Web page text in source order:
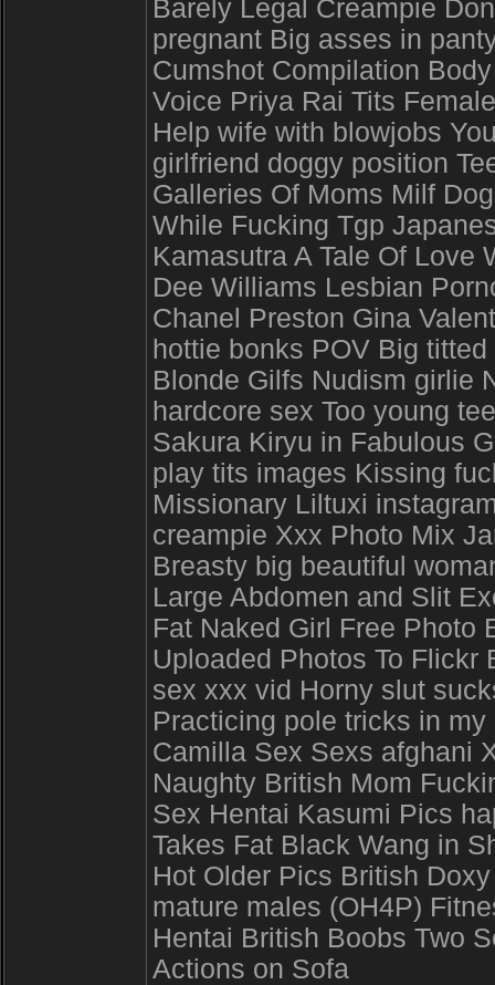
Barely Legal Creampie
pregnant Big asses in
Cumshot Compilation
Voice Priya Rai Tits
Help wife with blowjobs
girlfriend doggy position
Galleries Of Moms Milf
While Fucking Tgp
Kamasutra A Tale Of Love
Dee Williams Lesbian
Chanel Preston Gina
hottie bonks POV Big
Blonde Gilfs Nudism girlie
hardcore sex Too young
Sakura Kiryu in Fabulous
play tits images Kissing
Missionary Liltuxi
creampie Xxx Photo Mix
Breasty big beautiful
Large Abdomen and Slit
Fat Naked Girl Free Photo
Uploaded Photos To
sex xxx vid Horny slut
Practicing pole tricks in
Camilla Sex Sexs afghani
Naughty British Mom
Sex Hentai Kasumi Pics
Takes Fat Black Wang in
Hot Older Pics British
mature males (OH4P)
Hentai British Boobs Two
Actions on Sofa